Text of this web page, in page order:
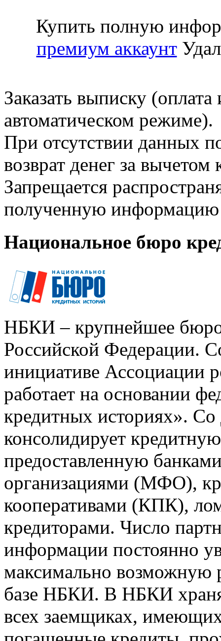
Купить полную
премиум аккаунт
Заказать выписку
автоматическом режиме).
При отсутствии данных
возврат денег за
Запрещается
полученную информацию
Национальное бюро
НБКИ – крупнейшее
Российской Федерации.
инициативе Ассоциации
работает на основании
кредитных историях».
консолидирует
предоставленную
организациями (МФО),
кооперативами (КПК),
кредиторами. Число
информации постоянно
максимально возможную
базе НБКИ. В НБКИ
всех заемщиках,